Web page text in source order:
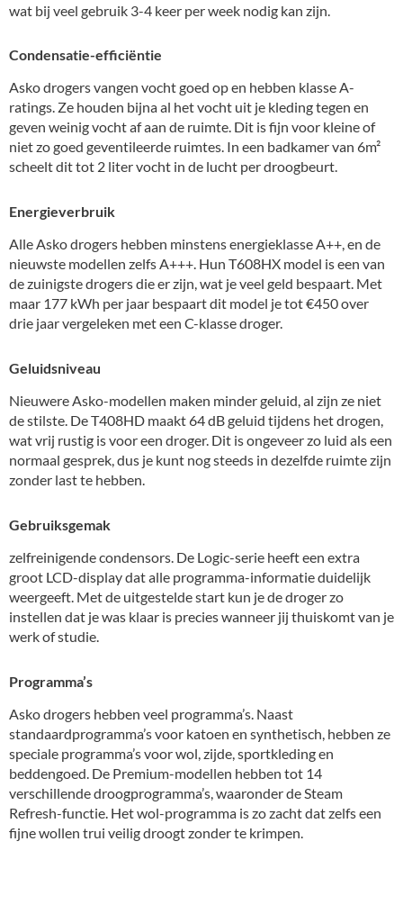
wat bij veel gebruik 3-4 keer per week nodig kan zijn.
Condensatie-efficiëntie
Asko drogers vangen vocht goed op en hebben klasse A-
ratings. Ze houden bijna al het vocht uit je kleding tegen en
geven weinig vocht af aan de ruimte. Dit is fijn voor kleine of
niet zo goed geventileerde ruimtes. In een badkamer van 6m²
scheelt dit tot 2 liter vocht in de lucht per droogbeurt.
Energieverbruik
Alle Asko drogers hebben minstens energieklasse A++, en de
nieuwste modellen zelfs A+++. Hun T608HX model is een van
de zuinigste drogers die er zijn, wat je veel geld bespaart. Met
maar 177 kWh per jaar bespaart dit model je tot €450 over
drie jaar vergeleken met een C-klasse droger.
Geluidsniveau
Nieuwere Asko-modellen maken minder geluid, al zijn ze niet
de stilste. De T408HD maakt 64 dB geluid tijdens het drogen,
wat vrij rustig is voor een droger. Dit is ongeveer zo luid als een
normaal gesprek, dus je kunt nog steeds in dezelfde ruimte zijn
zonder last te hebben.
Gebruiksgemak
zelfreinigende condensors. De Logic-serie heeft een extra
groot LCD-display dat alle programma-informatie duidelijk
weergeeft. Met de uitgestelde start kun je de droger zo
instellen dat je was klaar is precies wanneer jij thuiskomt van je
werk of studie.
Programma’s
Asko drogers hebben veel programma’s. Naast
standaardprogramma’s voor katoen en synthetisch, hebben ze
speciale programma’s voor wol, zijde, sportkleding en
beddengoed. De Premium-modellen hebben tot 14
verschillende droogprogramma’s, waaronder de Steam
Refresh-functie. Het wol-programma is zo zacht dat zelfs een
fijne wollen trui veilig droogt zonder te krimpen.